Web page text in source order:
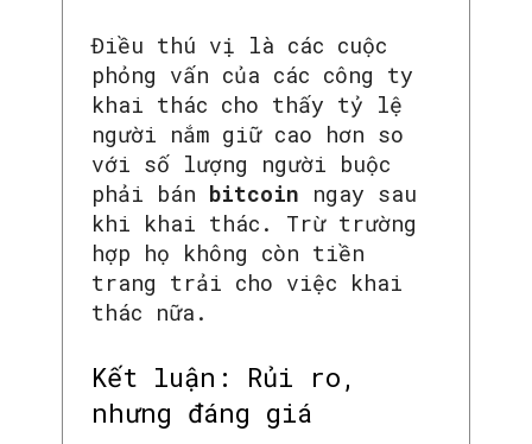
Điều thú vị là các cuộc
phỏng vấn của các công ty
khai thác cho thấy tỷ lệ
người nắm giữ cao hơn so
với số lượng người buộc
phải bán bitcoin ngay sau
khi khai thác. Trừ trường
hợp họ không còn tiền
trang trải cho việc khai
thác nữa.
Kết luận: Rủi ro,
nhưng đáng giá